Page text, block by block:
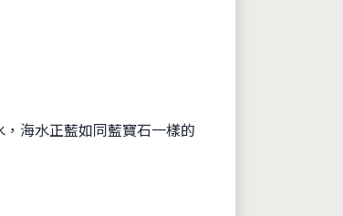
海水正藍如同藍寶石一樣的